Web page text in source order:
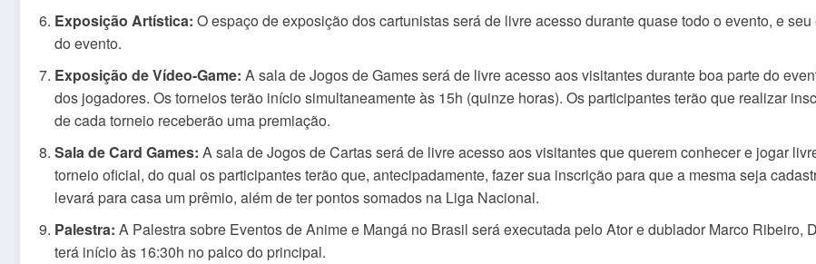
Exposição Artística: O espaço de exposição dos cartunistas será de livre acesso durante quase todo o evento, e
do evento.
Exposição de Vídeo-Game: A sala de Jogos de Games será de livre acesso aos visitantes durante boa parte do
dos jogadores. Os torneios terão início simultaneamente às 15h (quinze horas). Os participantes terão que realizar
de cada torneio receberão uma premiação.
Sala de Card Games: A sala de Jogos de Cartas será de livre acesso aos visitantes que querem conhecer e jogar
torneio oficial, do qual os participantes terão que, antecipadamente, fazer sua inscrição para que a mesma seja
levará para casa um prêmio, além de ter pontos somados na Liga Nacional.
Palestra: A Palestra sobre Eventos de Anime e Mangá no Brasil será executada pelo Ator e dublador Marco
terá início às 16:30h no palco do principal.